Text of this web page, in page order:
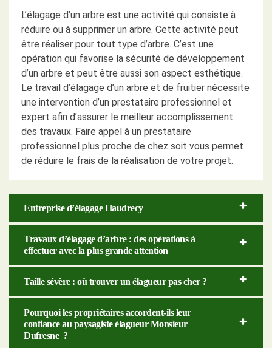
L’élagage d’un arbre est une activité qui consiste à
réduire ou à supprimer un arbre. Cette activité peut
être réaliser pour tout type d’arbre. C’est une
opération qui favorise la sécurité de développement
d’un arbre et peut être aussi son aspect esthétique.
Le travail d’élagage d’un arbre et de fruitier nécessite
une intervention d’un prestataire professionnel et
expert afin d’assurer le meilleur accomplissement
des travaux. Faire appel à un prestataire
professionnel plus proche de chez soit vous permet
de réduire le frais de la réalisation de votre projet.
Entreprise d’élagage Haudrecy
Travaux d’élagage d’arbre : des opérations à
effectuer avec la plus grande attention
Taille sévère : où trouver un élagueur pas cher ?
Pourquoi les propriétaires accordent-ils leur
confiance au paysagiste élagueur Monsieur
Dufresne ?